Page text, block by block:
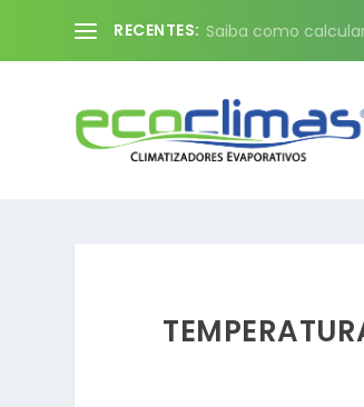
RECENTES: Saiba como